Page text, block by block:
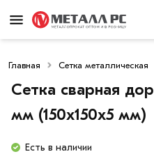
Главная Сетка металлическая
Сетка сварная
мм (150х150х5 мм)
Есть в наличии